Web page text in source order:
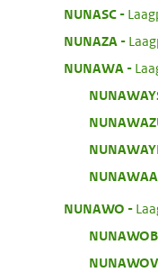
NUNASC:
NUNAZA
NUNAWA
NUNAWO